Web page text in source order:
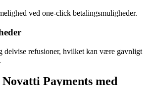
ved one-click betalingsmuligheder.
delvise refusioner, hvilket kan være gavnligt
Payments med